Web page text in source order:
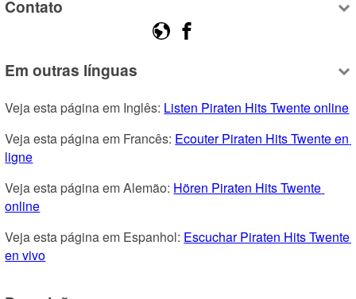
Contato
Em outras línguas
Veja esta página em Inglês: Listen Piraten Hits Twente online
Veja esta página em Francês: Ecouter Piraten Hits Twente en
ligne
Veja esta página em Alemão: Hören Piraten Hits Twente
online
Veja esta página em Espanhol: Escuchar Piraten Hits Twente
en vivo